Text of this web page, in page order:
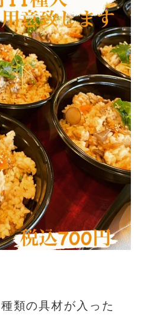
類の具材が入った